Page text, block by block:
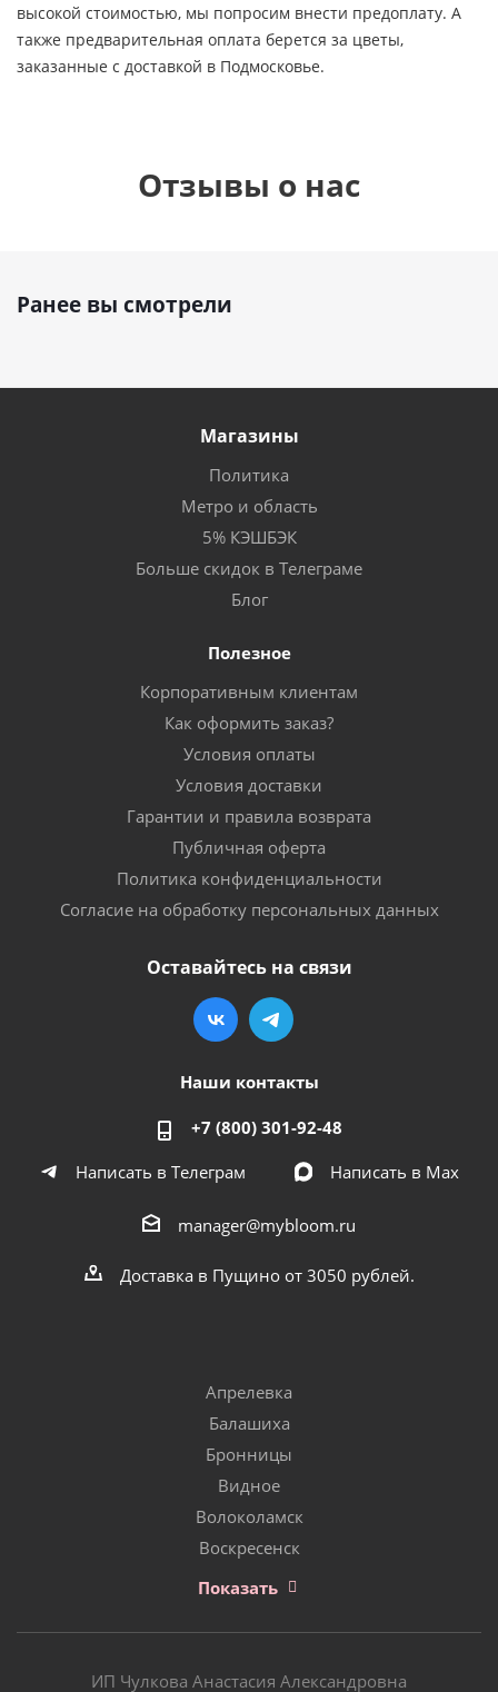
высокой стоимостью, мы попросим внести предоплату. А
также предварительная оплата берется за цветы,
заказанные с доставкой в Подмосковье.
Отзывы о нас
Ранее вы смотрели
Магазины
Политика
Метро и область
5% КЭШБЭК
Больше скидок в Телеграме
Блог
Полезное
Корпоративным клиентам
Как оформить заказ?
Условия оплаты
Условия доставки
Гарантии и правила возврата
Публичная оферта
Политика конфиденциальности
Согласие на обработку персональных данных
Оставайтесь на связи
Наши контакты
+7 (800) 301-92-48
Написать в Телеграм
Написать в Мах
manager@mybloom.ru
Доставка в Пущино от 3050 рублей.
Апрелевка
Балашиха
Бронницы
Видное
Волоколамск
Воскресенск
Показать
ИП Чулкова Анастасия Александровна